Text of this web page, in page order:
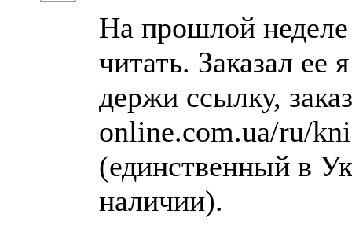
На прошлой
читать. Заказал ее
держи ссылку,
online.com.ua/ru/
(единственный в
наличии).